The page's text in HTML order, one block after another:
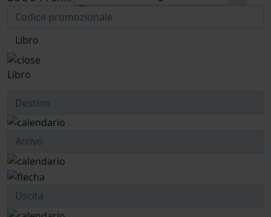
Libro
Libro